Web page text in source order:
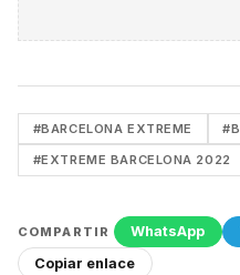
#BARCELONA EXTREME
#EXTREME BARCELONA 2022
COMPARTIR WhatsApp
Copiar enlace